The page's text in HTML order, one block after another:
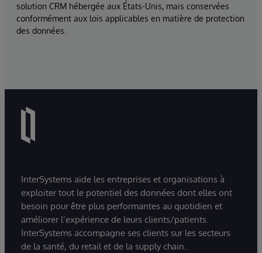
solution CRM hébergée aux États-Unis, mais conservées
conformément aux lois applicables en matière de protection
des données.
InterSystems aide les entreprises et organisations à
exploiter tout le potentiel des données dont elles ont
besoin pour être plus performantes au quotidien et
améliorer l’expérience de leurs clients/patients.
InterSystems accompagne ses clients sur les secteurs
de la santé, du retail et de la supply chain.